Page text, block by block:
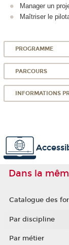
Manager un
Maîtriser le
PROGRAMME
PARCOURS
INFORMATIONS
Dans la
Catalogue des
Par discipline
Par métier